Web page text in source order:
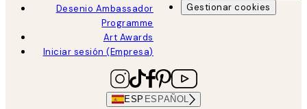
Desenio Ambassador
Programme
Art Awards
Iniciar sesión (Empresa)
Gestionar cookies
ESP ESPAÑOL